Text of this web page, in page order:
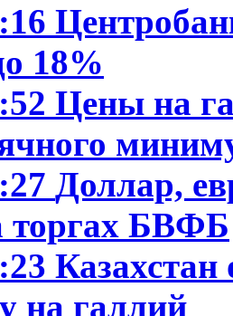
18%
Цены на
Доллар,
торгах БВФБ
Казахстан
на галлий